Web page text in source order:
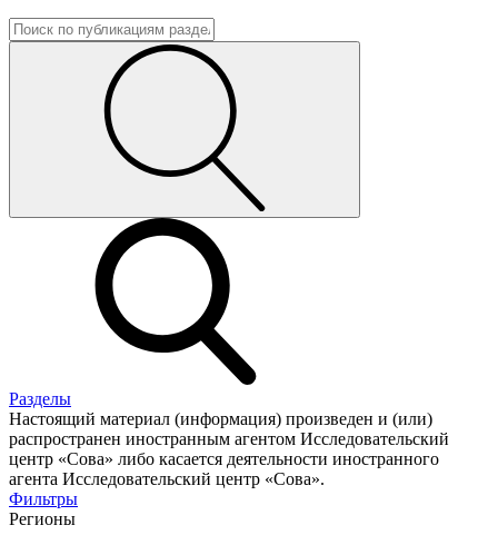
Разделы
Настоящий материал (информация) произведен и (или)
распространен иностранным агентом Исследовательский
центр «Сова» либо касается деятельности иностранного
агента Исследовательский центр «Сова».
Фильтры
Регионы